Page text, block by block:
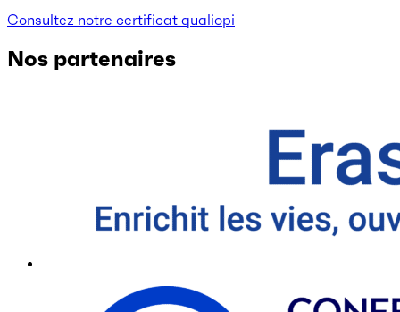
Consultez notre certificat qualiopi
Nos partenaires